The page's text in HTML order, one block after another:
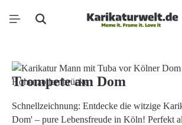
Zum Hauptinhalt springen
Bildergalerie überspringen
Trompete am Dom
Schnellzeichnung: Entdecke die witzige
Dom' – pure Lebensfreude in Köln! Perfekt